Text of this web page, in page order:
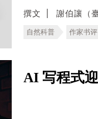
撰文 謝伯讓（
自然科普 作家书评
AI 写程式